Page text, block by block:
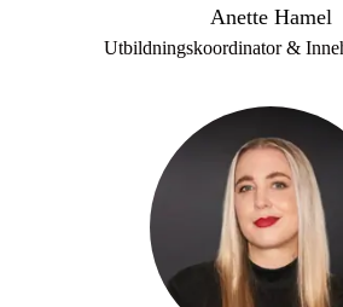
Anette Hamel
Utbildningskoordinator &